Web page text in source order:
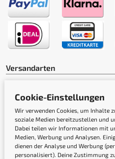
Versandarten
Gütesiegel
Cookie-Einstellungen
Wir verwenden Cookies, um Inhalte
soziale Medien bereitzustellen und
Dabei teilen wir Informationen mit
Medien, Werbung und Analysen.
dienen der Analyse und Werbung
personalisiert). Deine Zustimmung